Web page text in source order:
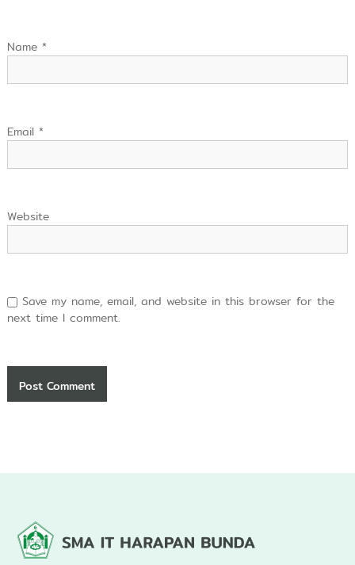
Name *
Email *
Website
Save my name, email, and website in this browser for the
next time I comment.